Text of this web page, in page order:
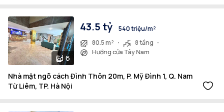
6
43.5 tỷ
540 triệu/m²
80.5 m²
8 tầng
Hướng cửa Tây Nam
Nhà mặt ngõ cách Đình Thôn 20m, P. Mỹ Đình 1, Q. Nam
Từ Liêm, TP. Hà Nội